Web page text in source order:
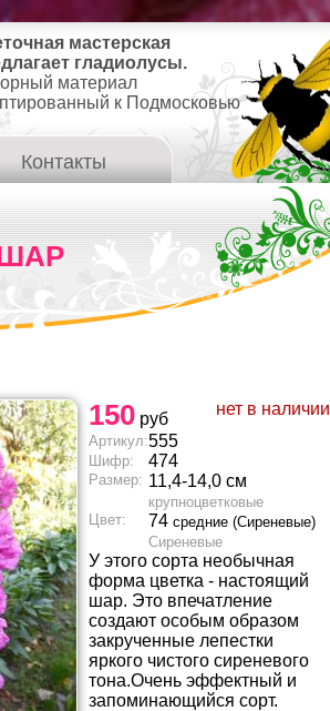
мастерская
гладиолусы.
материал
к Подмосковью
Контакты
150 руб
нет в наличии
Артикул:555
Шифр: 474
Размер: 11,4-14,0 см
крупноцветковые
Цвет:
74 средние (Сиреневые)
Сиреневые
У этого сорта необычная
форма цветка - настоящий
шар. Это впечатление
создают особым образом
закрученные лепестки
яркого чистого сиреневого
тона.Очень эффектный и
запоминающийся сорт.